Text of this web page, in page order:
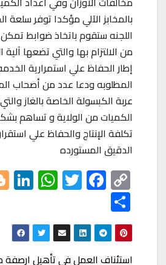
بالمخابز الآلي مؤكدا توفر
اللجنه ستقوم باتخاذ ضوابط
من الالتزام بها والتي تضعها
إطار الحفاظ علي استمرارية
المطلوبه ودعا عدد من أصحاب
عربة الكبسولة الخاصة بالغاز
الكميات من الولاية و تساهم
تكلفة الإنتاج والحفاظ علي
الدقيق المستورده
C
o
p
y
Li
F
ac
eb
o
o
T
wi
tt
er
W
h
at
s
A
Li
ed
In
S
h
ar
استئناف العمل في تأهيل ارصفة